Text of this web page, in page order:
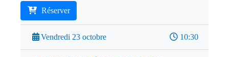
Réserver
Vendredi 23 octobre 10:30